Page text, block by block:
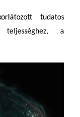
tudatos
teljességhez, a